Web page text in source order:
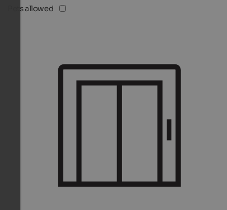
Pets allowed